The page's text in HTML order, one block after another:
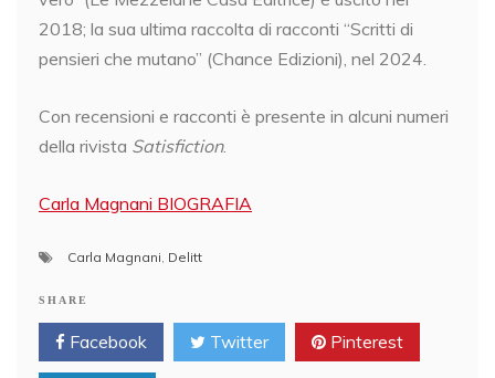
2018; la sua ultima raccolta di racconti “Scritti di
pensieri che mutano” (Chance Edizioni), nel 2024.
Con recensioni e racconti è presente in alcuni numeri
della rivista Satisfiction.
Carla Magnani BIOGRAFIA
Carla Magnani Delitt
SHARE
Facebook Twitter Pinterest